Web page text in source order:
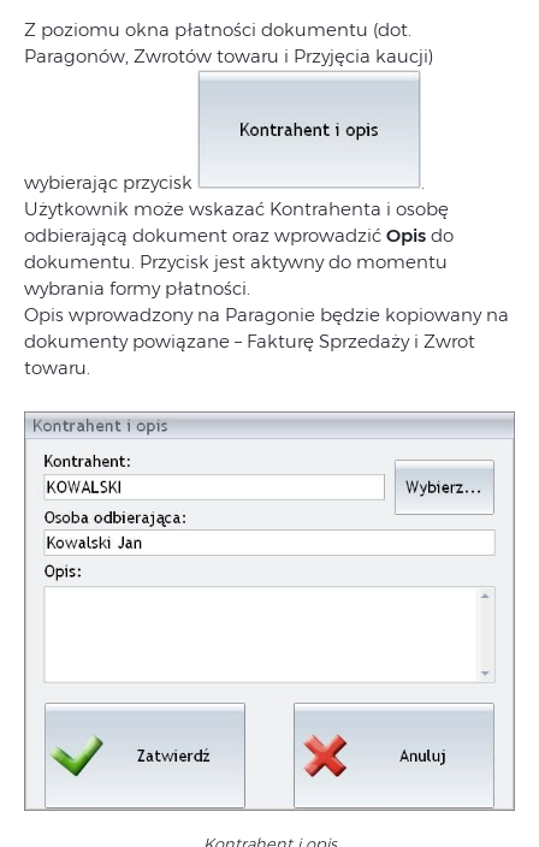
Z poziomu okna płatności dokumentu (dot.
Paragonów, Zwrotów towaru i Przyjęcia kaucji)
wybierając przycisk
.
Użytkownik może wskazać Kontrahenta i osobę
odbierającą dokument oraz wprowadzić Opis do
dokumentu. Przycisk jest aktywny do momentu
wybrania formy płatności.
Opis wprowadzony na Paragonie będzie kopiowany na
dokumenty powiązane – Fakturę Sprzedaży i Zwrot
towaru.